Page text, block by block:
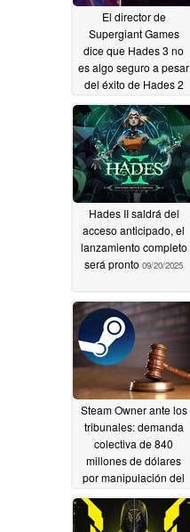
El director de
Supergiant Games
dice que Hades 3 no
es algo seguro a pesar
del éxito de Hades 2
09/28/2025
Hades II saldrá del
acceso anticipado, el
lanzamiento completo
será pronto 09/20/2025
Steam Owner ante los
tribunales: demanda
colectiva de 840
millones de dólares
por manipulación del
06/13/2024